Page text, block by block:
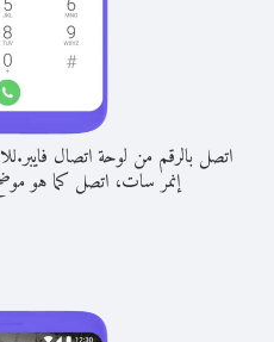
اتصل بالرقم من لوحة اتصال فايبر.
إنمر سات، اتصل كما هو